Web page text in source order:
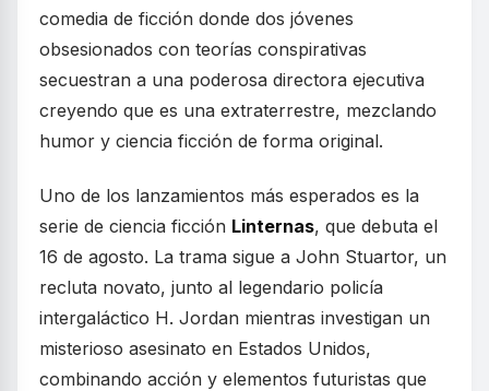
comedia de ficción donde dos jóvenes
obsesionados con teorías conspirativas
secuestran a una poderosa directora ejecutiva
creyendo que es una extraterrestre, mezclando
humor y ciencia ficción de forma original.
Uno de los lanzamientos más esperados es la
serie de ciencia ficción Linternas, que debuta el
16 de agosto. La trama sigue a John Stuartor, un
recluta novato, junto al legendario policía
intergaláctico H. Jordan mientras investigan un
misterioso asesinato en Estados Unidos,
combinando acción y elementos futuristas que